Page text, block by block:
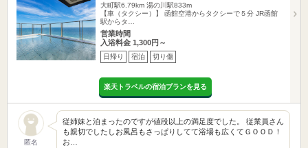
大町駅6.79km 湯の川駅833m
【車（タクシー）】 函館空港からタクシーで５分 JR函館
駅からタ…
営業時間
入浴料金 1,300円～
日帰り 宿泊 切り傷
楽天トラベルの宿泊プランを見る
匿名
従姉妹と泊まったのですが値段以上の満足度でした。 従業員さん
も親切でしたしお風呂もさっぱりしてて浴場も広くてＧＯＯＤ！
お…